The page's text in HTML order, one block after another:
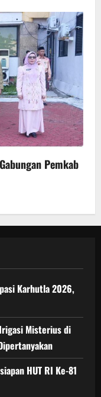
Pemkab
Karhutla 2026,
Misterius di
HUT RI Ke-81